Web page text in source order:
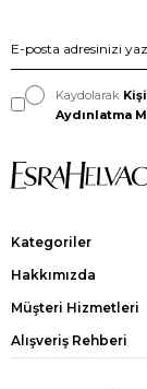
Kaydolarak
Aydınlatma
Kategoriler
Hakkımızda
Müşteri Hizmetleri
Alışveriş Rehberi